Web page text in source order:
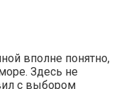
вполне понятно,
Здесь не
с выбором